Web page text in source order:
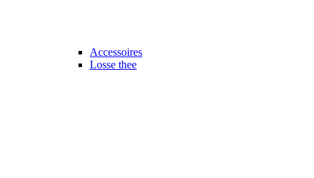
Accessoires
Losse thee